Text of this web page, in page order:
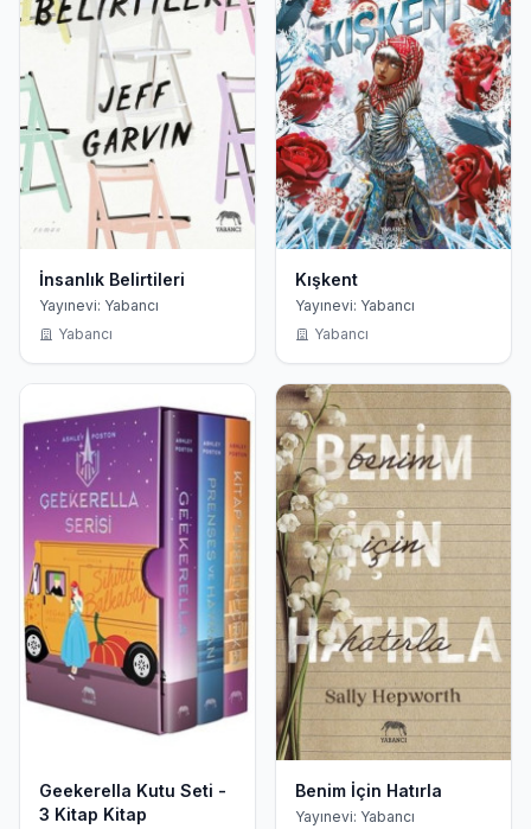
İnsanlık Belirtileri
Yayınevi: Yabancı
Yabancı
Kışkent
Yayınevi: Yabancı
Yabancı
Geekerella Kutu Seti -
3 Kitap Kitap
Benim İçin Hatırla
Yayınevi: Yabancı